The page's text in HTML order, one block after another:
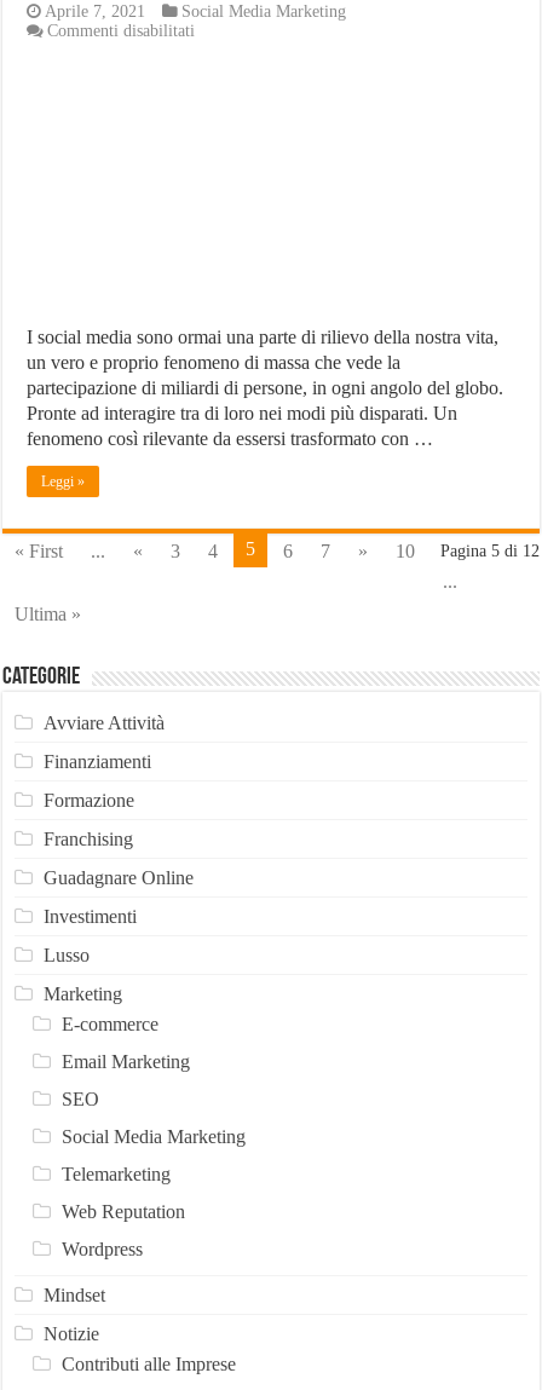
Aprile 7, 2021
Social Media Marketing
Commenti disabilitati
I social media sono ormai una parte di rilievo della nostra vita,
un vero e proprio fenomeno di massa che vede la
partecipazione di miliardi di persone, in ogni angolo del globo.
Pronte ad interagire tra di loro nei modi più disparati. Un
fenomeno così rilevante da essersi trasformato con …
Leggi »
Pagina 5 di 12
« First ... « 3 4 5 6 7 »
10
...
Ultima »
Categorie
Avviare Attività
Finanziamenti
Formazione
Franchising
Guadagnare Online
Investimenti
Lusso
Marketing
E-commerce
Email Marketing
SEO
Social Media Marketing
Telemarketing
Web Reputation
Wordpress
Mindset
Notizie
Contributi alle Imprese